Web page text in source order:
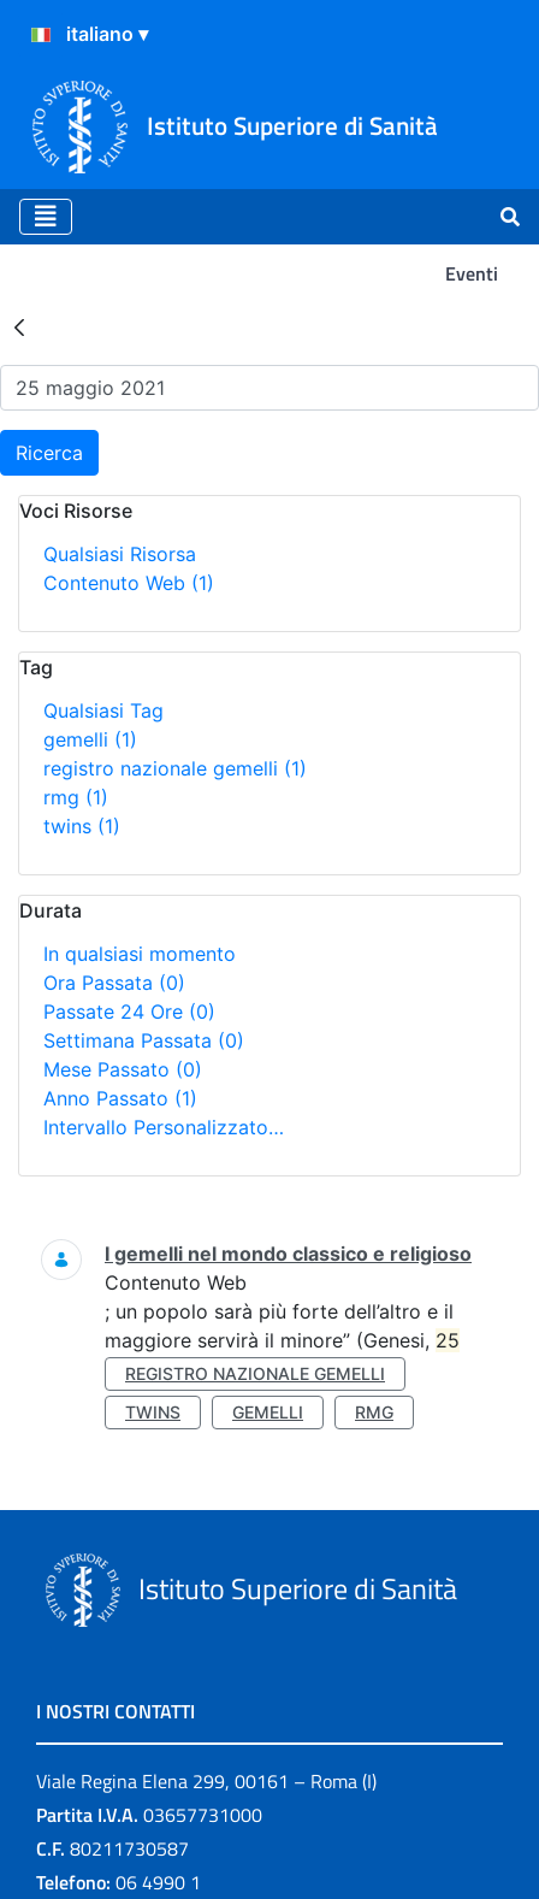
Istituto Superiore di Sanità
Eventi
Risultati della Ricerca -
Ricerca
Voci Risorse
Qualsiasi Risorsa
Contenuto Web (1)
Tag
Qualsiasi Tag
gemelli (1)
registro nazionale gemelli (1)
rmg (1)
twins (1)
Durata
In qualsiasi momento
Ora Passata (0)
Passate 24 Ore (0)
Settimana Passata (0)
Mese Passato (0)
Anno Passato (1)
Intervallo Personalizzato…
Ricerca
I gemelli nel mondo classico e religioso
Contenuto Web
; un popolo sarà più forte dell’altro e il
maggiore servirà il minore” (Genesi, 25
REGISTRO NAZIONALE GEMELLI
TWINS
GEMELLI RMG
Istituto Superiore di Sanità
I NOSTRI CONTATTI
Viale Regina Elena 299, 00161 – Roma (I)
Partita I.V.A. 03657731000
C.F. 80211730587
Telefono: 06 4990 1